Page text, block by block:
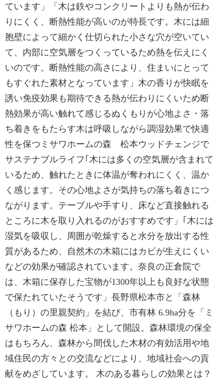
ています」「木は鉄やコンクリートよりも熱が伝わ
りにくく、断熱性能が高いのが特長です。木には細
胞壁によって細かく仕切られた小さな穴が空いてい
て、内部に空気層をつくっているため熱を伝えにく
いのです。断熱性能の高さにより、住まいにとって
もすぐれた素材となっています」木の香りが快眠を
誘い免疫効果も期待できる熱が伝わりにくいため断
熱効果が高い触れて感じるぬくもりが心地よさ・落
ち着きをもたらす木は呼吸しながら調湿効果で快適
性を保つミサワホームの森 松本ウッドチェンジで
サステナブルライフ｢木には多くの空気層が含まれて
いるため、触れたときに体温が奪われにくく、温か
く感じます。その心地よさが気持ちの落ち着きにつ
ながります。テーブルや手すり、床など直接触れる
ところに木を取り入れるのがおすすめです」｢木には
湿気を吸収し、周囲が乾燥すると水分を放出する性
質があるため、自然木の木箱にはカビが生えにくい
などの効果が確認されています。奈良の正倉院で
は、木箱に保存した宝物が1300年以上も良好な状態
で保たれていたそうです」長野県松本市と「森林
（もり）の里親契約」を結び、市有林 6.9ha分を「ミ
サワホームの森 松本」として開設。森林環境の保全
はもちろん、森林から間伐した木材の有効活用や地
域住民の方々との交流などにより、地域社会への貢
献をめざしています。 木のある暮らしの効果とは？